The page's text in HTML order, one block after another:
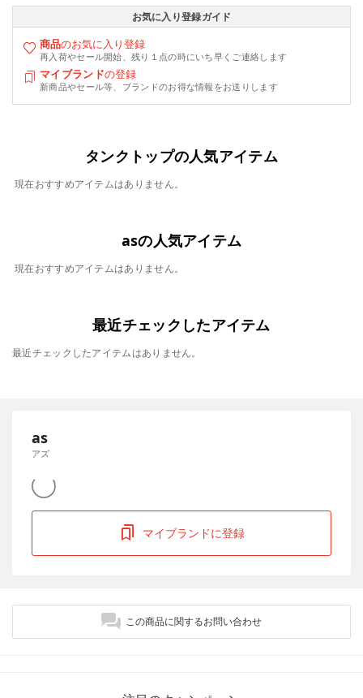
お気に入り登録ガイド
商品のお気に入り登録
再入荷やセール開始、残り１点の時にいち早くご連絡します
マイブランドの登録
新商品やセール等、ブランドのお得な情報をお送りします
タンクトップの人気アイテム
現在おすすめアイテムはありません。
asの人気アイテム
現在おすすめアイテムはありません。
最近チェックしたアイテム
最近チェックしたアイテムはありません。
as
アズ
マイブランドに登録
この商品に関するお問い合わせ